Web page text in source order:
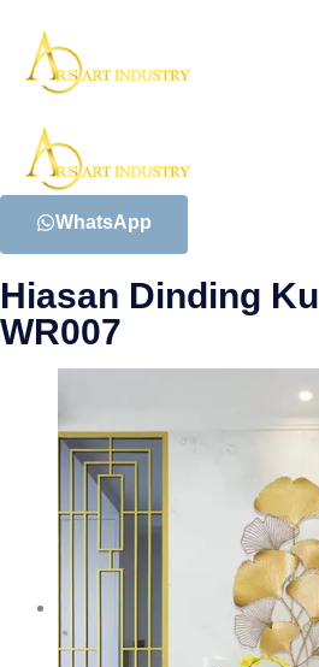
WhatsApp
Hiasan Dinding
WR007